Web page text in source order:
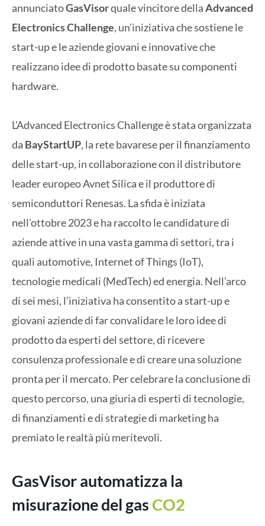
annunciatoGasVisorquale vincitore dellaAdvanced
Electronics Challenge, un’iniziativa che sostiene le
start-up e le aziende giovani e innovative che
realizzano idee di prodotto basate su componenti
hardware.
L’Advanced Electronics Challenge è stata organizzata
da BayStartUP, la rete bavarese per il finanziamento
delle start-up, in collaborazione con il distributore
leader europeo Avnet Silica e il produttore di
semiconduttori Renesas. La sfida è iniziata
nell’ottobre 2023 e ha raccolto le candidature di
aziende attive in una vasta gamma di settori, tra i
quali automotive, Internet of Things (IoT),
tecnologie medicali (MedTech) ed energia. Nell’arco
di sei mesi, l’iniziativa ha consentito a start-up e
giovani aziende di far convalidare le loro idee di
prodotto da esperti del settore, di ricevere
consulenza professionale e di creare una soluzione
pronta per il mercato. Per celebrare la conclusione di
questo percorso, una giuria di esperti di tecnologie,
di finanziamenti e di strategie di marketing ha
premiato le realtà più meritevoli.
GasVisor automatizza la
misurazione del gasCO2